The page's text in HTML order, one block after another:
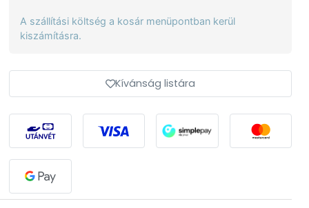
A szállítási költség a kosár menüpontban kerül
kiszámításra.
Kívánság listára